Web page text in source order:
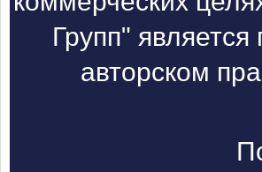
Групп"
авторском